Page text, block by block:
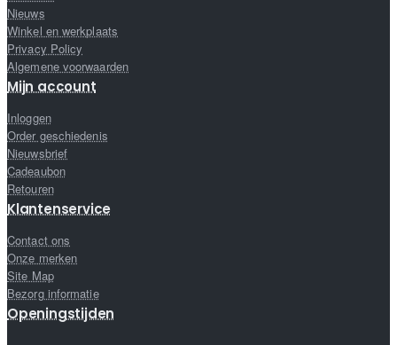
Nieuws
Winkel en werkplaats
Privacy Policy
Algemene voorwaarden
Mijn account
Inloggen
Order geschiedenis
Nieuwsbrief
Cadeaubon
Retouren
Klantenservice
Contact ons
Onze merken
Site Map
Bezorg informatie
Openingstijden